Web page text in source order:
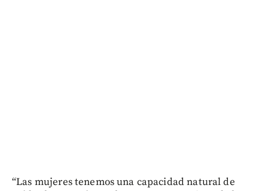
“Las mujeres tenemos una capacidad natural de